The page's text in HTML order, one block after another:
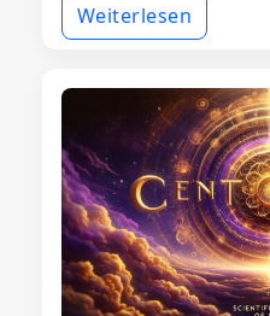
Weiterlesen